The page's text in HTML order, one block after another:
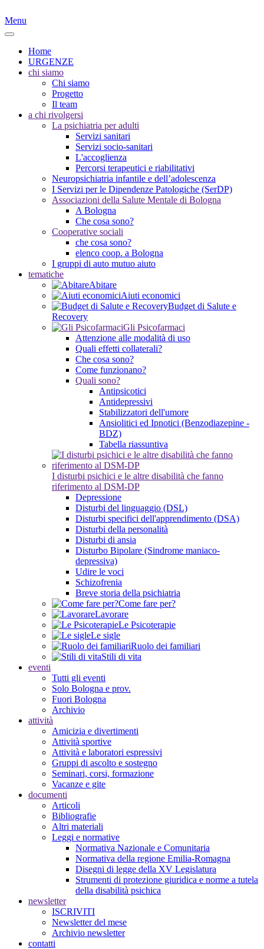
Menu
Home
URGENZE
chi siamo
Chi siamo
Progetto
Il team
a chi rivolgersi
La psichiatria per adulti
Servizi sanitari
Servizi socio-sanitari
L'accoglienza
Percorsi terapeutici e riabilitativi
Neuropsichiatria infantile e dell’adolescenza
I Servizi per le Dipendenze Patologiche (SerDP)
Associazioni della Salute Mentale di Bologna
A Bologna
Che cosa sono?
Cooperative sociali
che cosa sono?
elenco coop. a Bologna
I gruppi di auto mutuo aiuto
tematiche
Abitare
Aiuti economici
Budget di Salute e
Recovery
Gli Psicofarmaci
Attenzione alle modalità di uso
Quali effetti collaterali?
Che cosa sono?
Come funzionano?
Quali sono?
Antipsicotici
Antidepressivi
Stabilizzatori dell'umore
Ansiolitici ed Ipnotici (Benzodiazepine -
BDZ)
Tabella riassuntiva
I disturbi psichici e le altre disabilità che fanno
riferimento al DSM-DP
Depressione
Disturbi del linguaggio (DSL)
Disturbi specifici dell'apprendimento (DSA)
Disturbi della personalità
Disturbi di ansia
Disturbo Bipolare (Sindrome maniaco-
depressiva)
Udire le voci
Schizofrenia
Breve storia della psichiatria
Come fare per?
Lavorare
Le Psicoterapie
Le sigle
Ruolo dei familiari
Stili di vita
eventi
Tutti gli eventi
Solo Bologna e prov.
Fuori Bologna
Archivio
attività
Amicizia e divertimenti
Attività sportive
Attività e laboratori espressivi
Gruppi di ascolto e sostegno
Seminari, corsi, formazione
Vacanze e gite
documenti
Articoli
Bibliografie
Altri materiali
Leggi e normative
Normativa Nazionale e Comunitaria
Normativa della regione Emilia-Romagna
Disegni di legge della XV Legislatura
Strumenti di protezione giuridica e norme a tutela
della disabilità psichica
newsletter
ISCRIVITI
Newsletter del mese
Archivio newsletter
contatti